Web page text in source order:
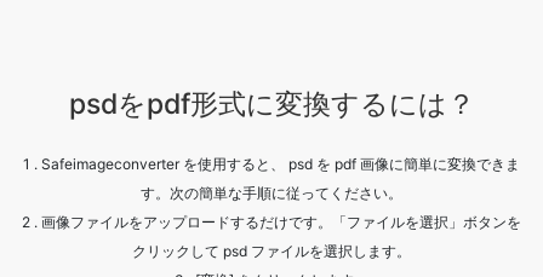
す。次の簡単な手順に従ってください。
2 . 画像ファイルをアップロードするだけです。「ファイルを選択」ボタンを
3 . [変換] をクリックします。
4 . 処理が完了するまで待ちます。
5 . [ダウンロード] ボタンをクリックして、変換されたファイルを取得しま
す。